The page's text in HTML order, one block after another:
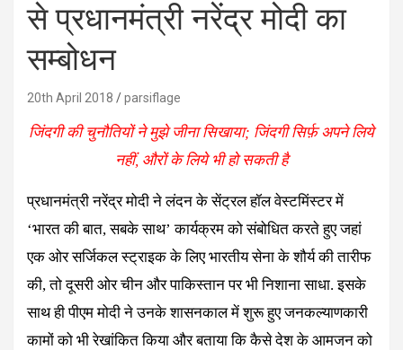
से प्रधानमंत्री नरेंद्र मोदी का
सम्बोधन
20th April 2018 parsiflage
जिंदगी की चुनौतियों ने मुझे जीना सिखाया; जिंदगी सिर्फ़ अपने लिये
नहीं, औरों के लिये भी हो सकती है
प्रधानमंत्री नरेंद्र मोदी ने लंदन के सेंट्रल हॉल वेस्टमिंस्टर में
‘भारत की बात, सबके साथ’ कार्यक्रम को संबोधित करते हुए जहां
एक ओर सर्जिकल स्ट्राइक के लिए भारतीय सेना के शौर्य की तारीफ
की, तो दूसरी ओर चीन और पाकिस्तान पर भी निशाना साधा. इसके
साथ ही पीएम मोदी ने उनके शासनकाल में शुरू हुए जनकल्याणकारी
कामों को भी रेखांकित किया और बताया कि कैसे देश के आमजन को